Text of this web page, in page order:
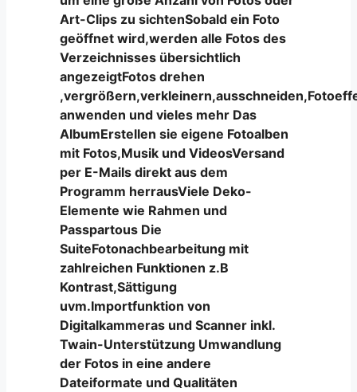
Art-Clips zu sichtenSobald ein Foto
geöffnet wird,werden alle Fotos des
Verzeichnisses übersichtlich
angezeigtFotos drehen
anwenden und vieles mehr Das
AlbumErstellen sie eigene Fotoalben
mit Fotos,Musik und VideosVersand
per E-Mails direkt aus dem
Programm herrausViele Deko-
Elemente wie Rahmen und
Passpartous Die
SuiteFotonachbearbeitung mit
zahlreichen Funktionen z.B
Kontrast,Sättigung
uvm.Importfunktion von
Digitalkammeras und Scanner inkl.
Twain-Unterstützung Umwandlung
der Fotos in eine andere
Dateiformate und Qualitäten